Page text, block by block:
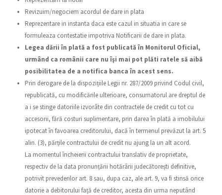
Revizuim/negociem acordul de dare in plata
Reprezentare in instanta daca este cazul in situatia in care se
formuleaza contestatie impotriva Notificarii de dare in plata.
Legea dării în plată a fost publicată în Monitorul Oficial,
urmând ca românii care nu îşi mai pot plăti ratele să aibă
posibilitatea de a notifica banca în acest sens.
Prin derogare de la dispozițiile Legii nr. 287/2009 privind Codul civil,
republicată, cu modificările ulterioare, consumatorul are dreptul de
a i se stinge datoriile izvorâte din contractele de credit cu tot cu
accesorii, fără costuri suplimentare, prin darea în plată a imobilului
ipotecat în favoarea creditorului, dacă în termenul prevăzut la art. 5
alin. (3), părțile contractului de credit nu ajung la un alt acord.
La momentul încheierii contractului translativ de proprietate,
respectiv de la data pronunțării hotărârii judecătorești definitive,
potrivit prevederilor art. 8 sau, dupa caz, ale art. 9, va fi stinsă orice
datorie a debitorului față de creditor, acesta din urma neputând